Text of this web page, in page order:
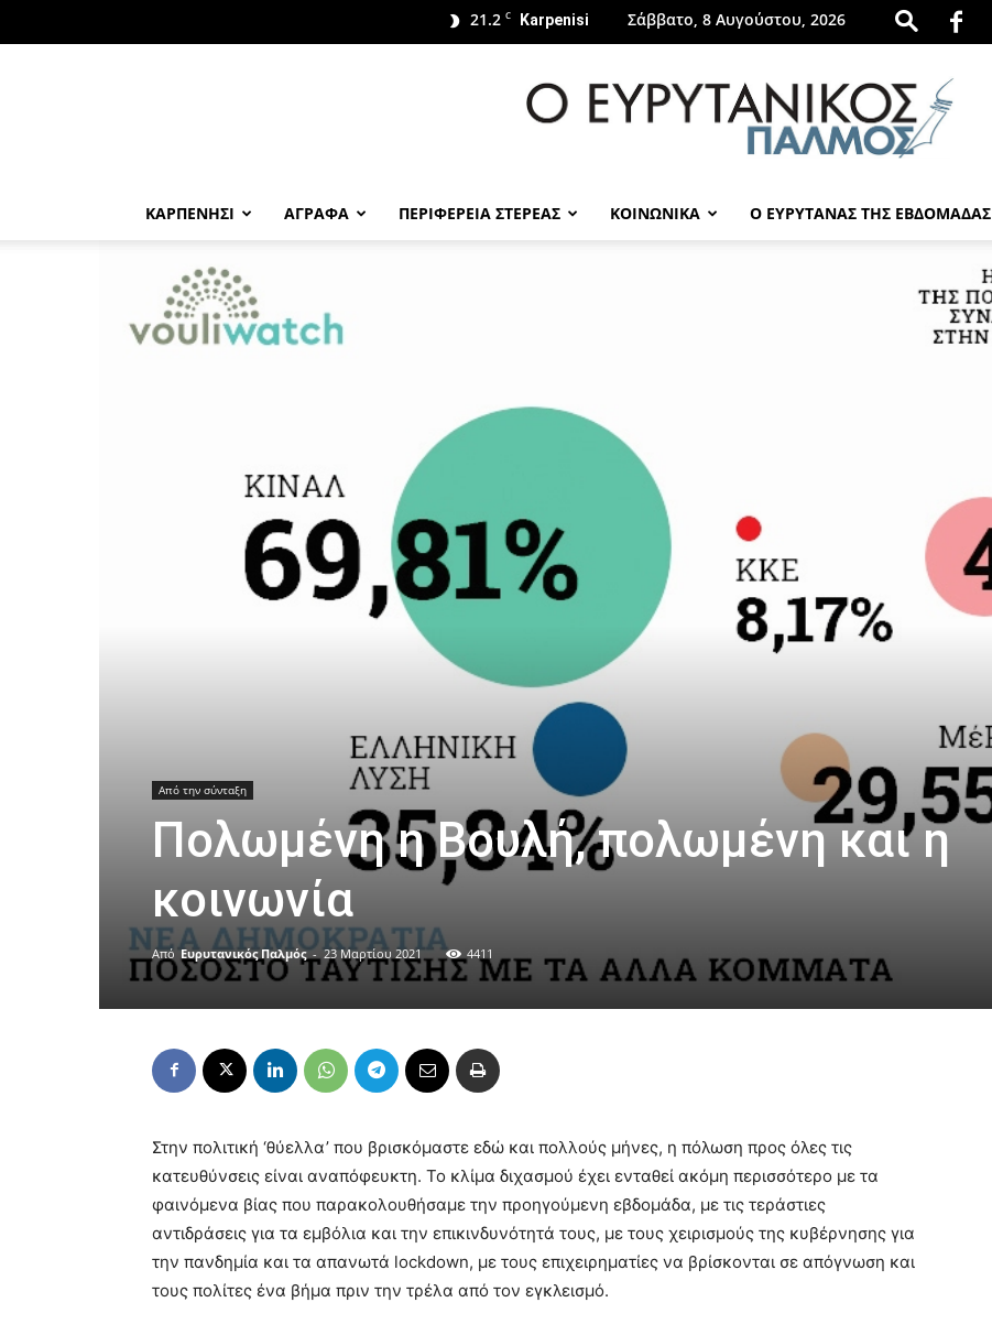
21.2 C Karpenisi Σάββατο, 8 Αυγούστου, 2026
ΚΑΡΠΕΝΗΣΙ ΑΓΡΑΦΑ ΠΕΡΙΦΕΡΕΙΑ ΣΤΕΡΕΑΣ ΚΟΙΝΩΝΙΚΑ Ο ΕΥΡΥΤΑΝΑΣ ΤΗΣ ΕΒΔΟΜΑΔΑΣ
Από την σύνταξη
Πολωμένη η Βουλή, πολωμένη και η
κοινωνία
Από Ευρυτανικός Παλμός - 23 Μαρτίου 2021 4411
Στην πολιτική ‘θύελλα’ που βρισκόμαστε εδώ και πολλούς μήνες, η πόλωση προς όλες τις
κατευθύνσεις είναι αναπόφευκτη. Το κλίμα διχασμού έχει ενταθεί ακόμη περισσότερο με τα
φαινόμενα βίας που παρακολουθήσαμε την προηγούμενη εβδομάδα, με τις τεράστιες
αντιδράσεις για τα εμβόλια και την επικινδυνότητά τους, με τους χειρισμούς της κυβέρνησης για
την πανδημία και τα απανωτά lockdown, με τους επιχειρηματίες να βρίσκονται σε απόγνωση και
τους πολίτες ένα βήμα πριν την τρέλα από τον εγκλεισμό.